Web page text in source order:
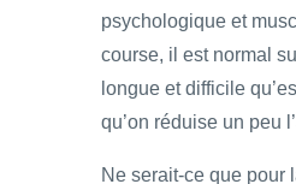
psychologique et
course, il est normal
longue et difficile
qu’on réduise un peu
Ne serait-ce que pour